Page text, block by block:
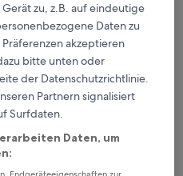
jede
für Mitglieder
diese Daten
In zwei Wochen
zu, z.B. auf eindeutige
Daten zu
akzeptieren
bitte unten oder
der Datenschutzrichtlinie.
Partnern signalisiert
Surfdaten.
Daten, um